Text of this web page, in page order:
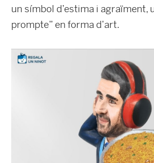
un símbol d’estima i agraïment,
prompte” en forma d’art.